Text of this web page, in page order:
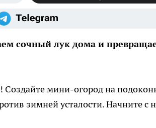
сочный лук дома и
мини-огород на
зимней усталости. Начните с